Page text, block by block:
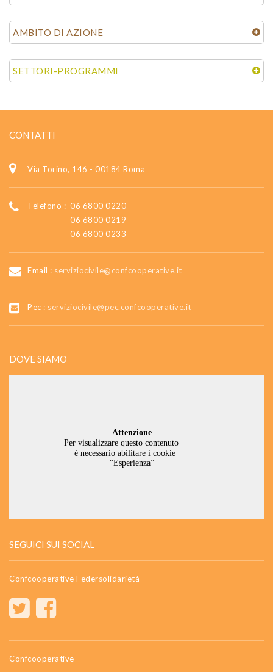
AMBITO DI AZIONE
SETTORI-PROGRAMMI
CONTATTI
Via Torino, 146 - 00184 Roma
Telefono : 06 6800 0220
06 6800 0219
06 6800 0233
Email : serviziocivile@confcooperative.it
Pec : serviziocivile@pec.confcooperative.it
DOVE SIAMO
SEGUICI SUI SOCIAL
Confcooperative Federsolidarietà
Confcooperative